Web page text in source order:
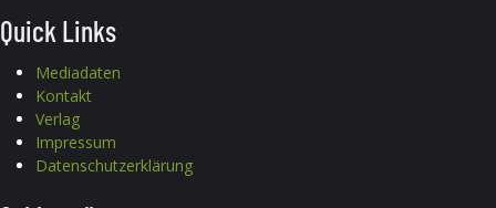
Quick Links
Mediadaten
Kontakt
Verlag
Impressum
Datenschutzerklärung